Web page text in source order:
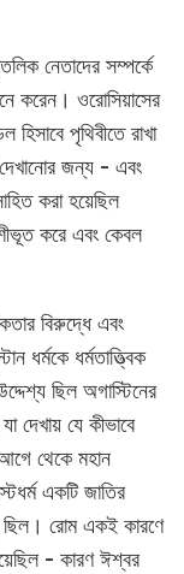
নেতাদের সম্পর্কে
করেন। ওরোসিয়াসের
পৃথিবীতে রাখা
জন্য - এবং
করা হয়েছিল
করে এবং কেবল
বিরুদ্ধে এবং
ধর্মকে ধর্মতাত্ত্বিক
ছিল অগাস্টিনের
দেখায় যে কীভাবে
থেকে মহান
একটি জাতির
ছিল। রোম একই কারণে
- কারণ ঈশ্বর